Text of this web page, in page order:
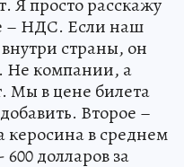
– НДС. Если наш
страны, он
Не компании, а
Мы в цене билета
Второе –
керосина в среднем
долларов за